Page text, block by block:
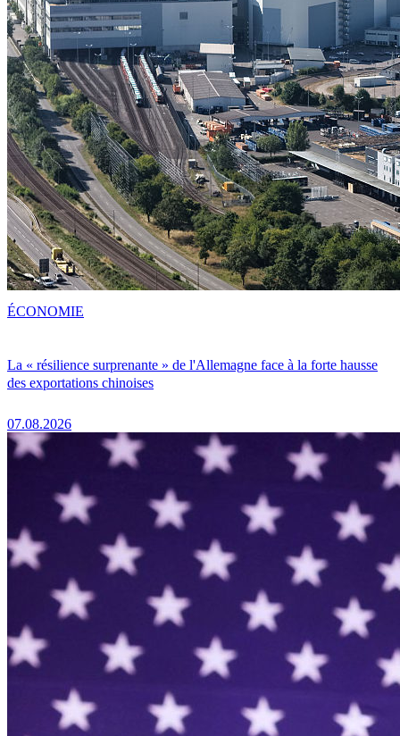
La « résilience surprenante » de l'Allemagne face à la forte hausse
des exportations chinoises
07.08.2026
ÉCONOMIE